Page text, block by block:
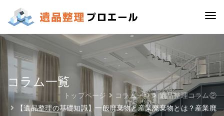
コラム一覧
トップページ コラム一覧
遺品整理コラム②
【遺品整理の基礎知識】一般廃棄物と産業廃棄物とは？産業廃